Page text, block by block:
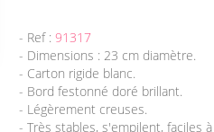
- Ref : 91317
- Dimensions : 23 cm diamètre.
- Carton rigide blanc.
- Bord festonné doré brillant.
- Légèrement creuses.
- Très stables, s'empilent, faciles